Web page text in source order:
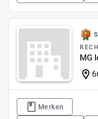
MG
Merken